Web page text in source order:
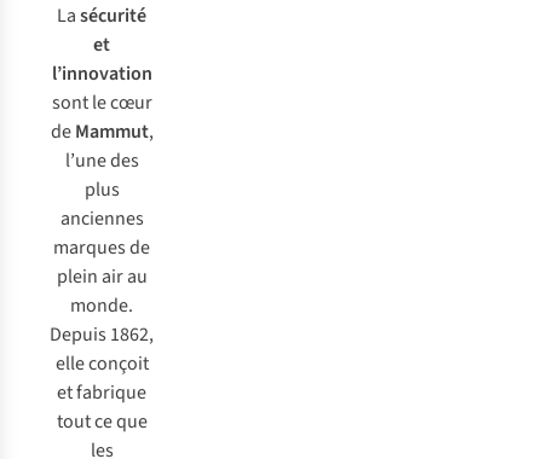
Lasécurité
et
l’innovation
sont le cœur
deMammut,
l’une des
plus
anciennes
marques de
plein air au
monde.
Depuis 1862,
elle conçoit
et fabrique
tout ce que
les